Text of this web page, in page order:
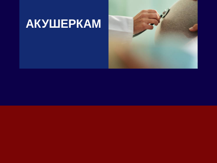
АКУШЕРКАМ